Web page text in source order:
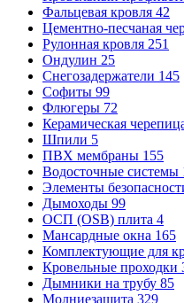
Фальцевая кровля 42
Цементно-песчаная
Рулонная кровля 251
Ондулин 25
Снегозадержатели 145
Софиты 99
Флюгеры 72
Керамическая
Шпили 5
ПВХ мембраны 155
Водосточные системы
Элементы
Дымоходы 99
ОСП (OSB) плита 4
Мансардные окна 165
Комплектующие для
Кровельные проходки
Дымники на трубу 85
Молниезащита 329